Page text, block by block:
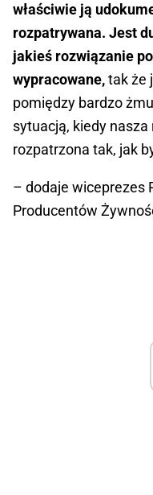
właściwie ją
rozpatrywana. Jest
jakieś rozwiązanie
wypracowane,tak że
pomiędzy bardzo
sytuacją, kiedy nasza
rozpatrzona tak, jak
– dodaje wiceprezes
Producentów